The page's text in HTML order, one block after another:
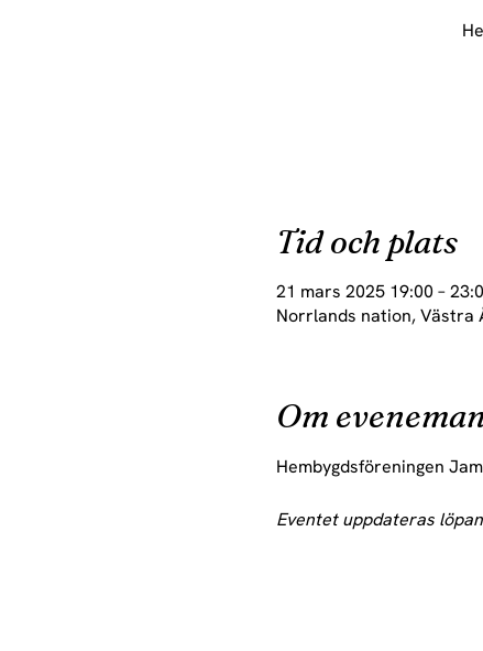
Tid och plats
21 mars 2025 19:00 –
Norrlands nation, Västra
Om
Hembygdsföreningen
Eventet uppdateras